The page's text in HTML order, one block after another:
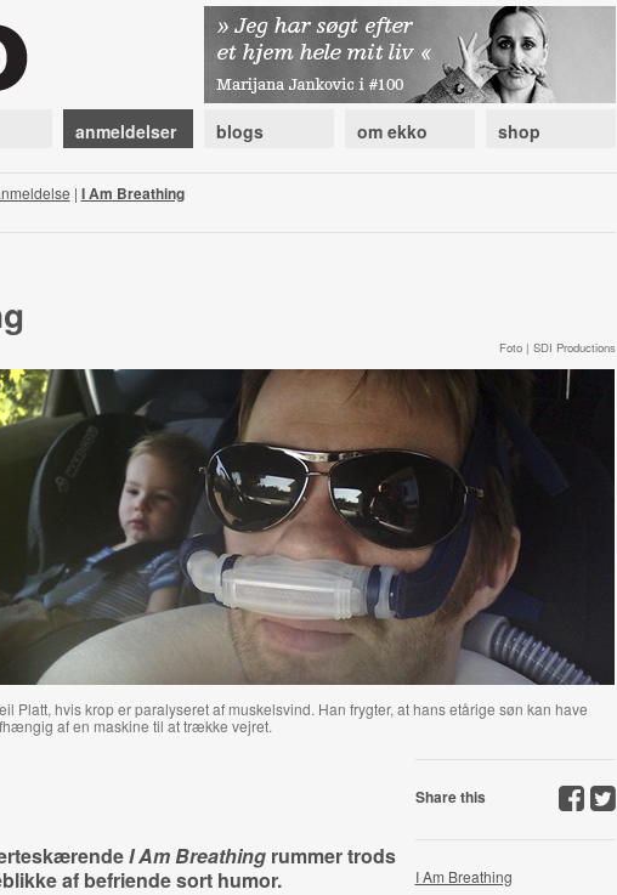
anmeldelser blogs om ekko shop
| I Am Breathing
Foto | SDI Productions
Platt, hvis krop er paralyseret af muskelsvind. Han frygter, at hans etårige søn kan have
af en maskine til at trække vejret.
I Am Breathing rummer trods
af befriende sort humor.
Share this
I Am Breathing